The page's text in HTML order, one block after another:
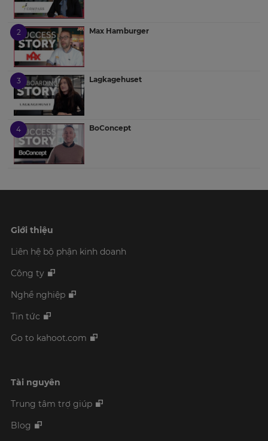
Max Hamburger
Lagkagehuset
BoConcept
Giới thiệu
Liên hệ bộ phận kinh doanh
Công ty
Nghề nghiệp
Tin tức
Go to kahoot.com
Tài nguyên
Trung tâm trợ giúp
Blog